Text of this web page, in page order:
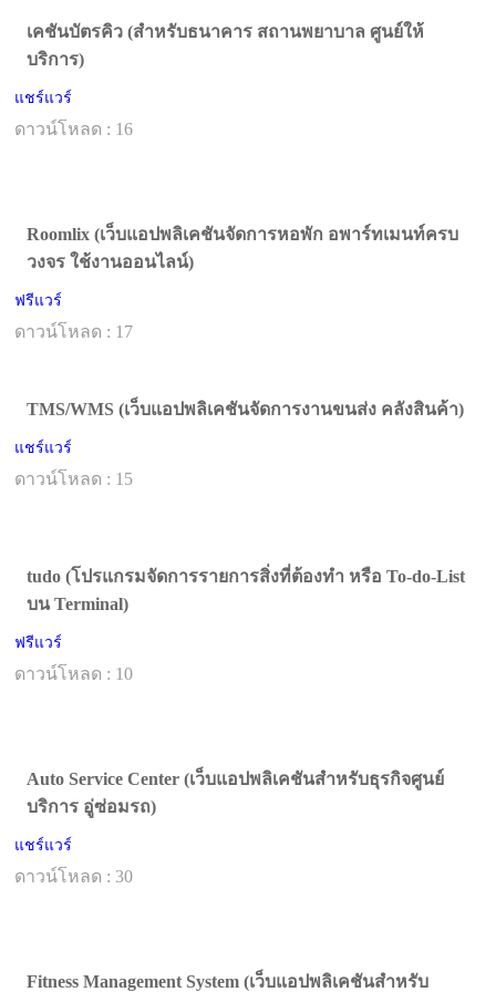
เคชันบัตรคิว (สำหรับธนาคาร สถานพยาบาล ศูนย์ให้
บริการ)
แชร์แวร์
ดาวน์โหลด : 16
Roomlix (เว็บแอปพลิเคชันจัดการหอพัก อพาร์ทเมนท์ครบ
วงจร ใช้งานออนไลน์)
ฟรีแวร์
ดาวน์โหลด : 17
TMS/WMS (เว็บแอปพลิเคชันจัดการงานขนส่ง คลังสินค้า)
แชร์แวร์
ดาวน์โหลด : 15
tudo (โปรแกรมจัดการรายการสิ่งที่ต้องทำ หรือ To-do-List
บน Terminal)
ฟรีแวร์
ดาวน์โหลด : 10
Auto Service Center (เว็บแอปพลิเคชันสำหรับธุรกิจศูนย์
บริการ อู่ซ่อมรถ)
แชร์แวร์
ดาวน์โหลด : 30
Fitness Management System (เว็บแอปพลิเคชันสำหรับ